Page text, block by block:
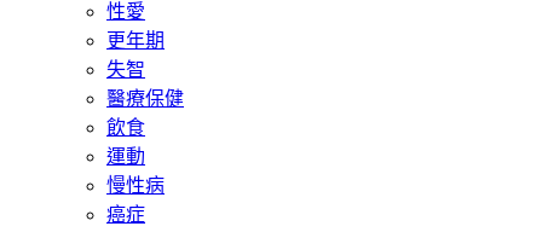
性愛
更年期
失智
醫療保健
飲食
運動
慢性病
癌症